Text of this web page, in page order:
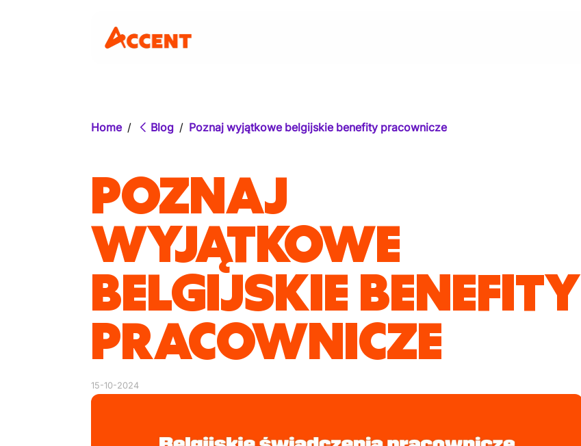
Home / Blog / Poznaj wyjątkowe belgijskie benefity pracownicze
POZNAJ
WYJĄTKOWE
BELGIJSKIE BENEFITY
PRACOWNICZE
15-10-2024